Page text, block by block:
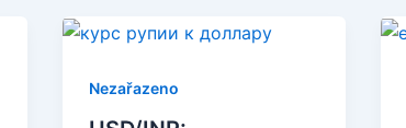
Nezařazeno